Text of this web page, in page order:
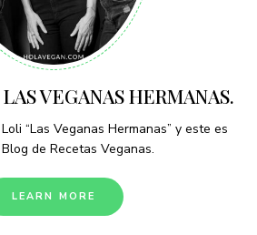
VEGANAS HERMANAS.
“Las Veganas Hermanas” y este es
de Recetas Veganas.
LEARN MORE